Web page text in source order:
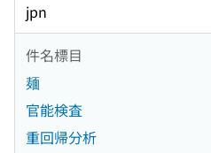
jpn
件名標目
麺
官能検査
重回帰分析